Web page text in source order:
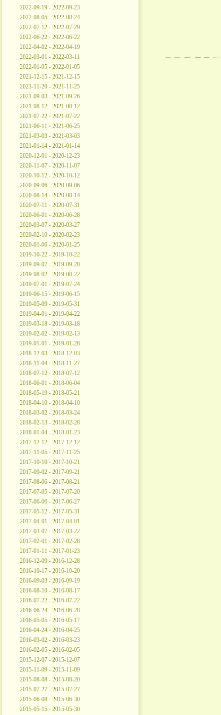
2022-09-19 - 2022-09-23
2022-08-05 - 2022-08-24
2022-07-12 - 2022-07-29
2022-06-22 - 2022-06-22
2022-04-02 - 2022-04-19
2022-03-01 - 2022-03-11
2022-01-05 - 2022-01-05
2021-12-15 - 2021-12-15
2021-11-20 - 2021-11-25
2021-09-03 - 2021-09-26
2021-08-12 - 2021-08-12
2021-07-22 - 2021-07-22
2021-06-11 - 2021-06-25
2021-03-03 - 2021-03-03
2021-01-14 - 2021-01-14
2020-12-01 - 2020-12-23
2020-11-07 - 2020-11-07
2020-10-12 - 2020-10-12
2020-09-06 - 2020-09-06
2020-08-14 - 2020-08-14
2020-07-11 - 2020-07-31
2020-06-01 - 2020-06-28
2020-03-07 - 2020-03-27
2020-02-10 - 2020-02-23
2020-01-06 - 2020-01-25
2019-10-22 - 2019-10-22
2019-09-07 - 2019-09-28
2019-08-02 - 2019-08-22
2019-07-01 - 2019-07-24
2019-06-15 - 2019-06-15
2019-05-09 - 2019-05-31
2019-04-01 - 2019-04-22
2019-03-18 - 2019-03-18
2019-02-02 - 2019-02-13
2019-01-01 - 2019-01-28
2018-12-03 - 2018-12-03
2018-11-04 - 2018-11-27
2018-07-12 - 2018-07-12
2018-06-01 - 2018-06-04
2018-05-19 - 2018-05-21
2018-04-10 - 2018-04-10
2018-03-02 - 2018-03-24
2018-02-13 - 2018-02-28
2018-01-04 - 2018-01-23
2017-12-12 - 2017-12-12
2017-11-05 - 2017-11-25
2017-10-10 - 2017-10-21
2017-09-02 - 2017-09-21
2017-08-06 - 2017-08-21
2017-07-05 - 2017-07-20
2017-06-06 - 2017-06-27
2017-05-12 - 2017-05-31
2017-04-01 - 2017-04-01
2017-03-07 - 2017-03-22
2017-02-01 - 2017-02-28
2017-01-11 - 2017-01-23
2016-12-09 - 2016-12-28
2016-10-17 - 2016-10-20
2016-09-03 - 2016-09-19
2016-08-10 - 2016-08-17
2016-07-22 - 2016-07-22
2016-06-24 - 2016-06-28
2016-05-05 - 2016-05-17
2016-04-24 - 2016-04-25
2016-03-02 - 2016-03-23
2016-02-05 - 2016-02-05
2015-12-07 - 2015-12-07
2015-11-09 - 2015-11-09
2015-08-08 - 2015-08-20
2015-07-27 - 2015-07-27
2015-06-08 - 2015-06-30
2015-05-15 - 2015-05-30